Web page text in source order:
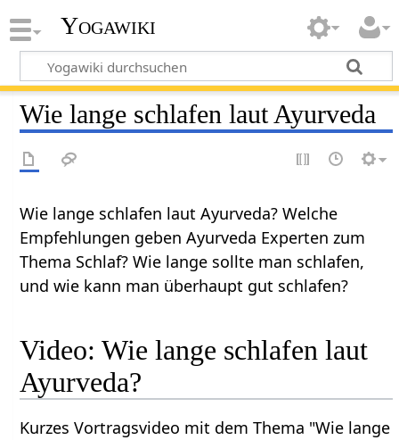
Yogawiki
Wie lange schlafen laut Ayurveda
Wie lange schlafen laut Ayurveda? Welche
Empfehlungen geben Ayurveda Experten zum
Thema Schlaf? Wie lange sollte man schlafen,
und wie kann man überhaupt gut schlafen?
Video: Wie lange schlafen laut
Ayurveda?
Kurzes Vortragsvideo mit dem Thema "Wie lange